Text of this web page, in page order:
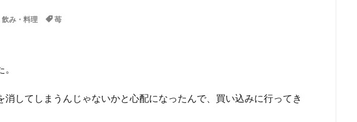
飲み・料理 苺
消してしまうんじゃないかと心配になったんで、買い込みに行ってき